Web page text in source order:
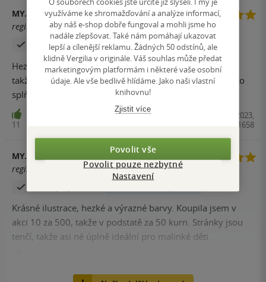
MY.BITTERSWEET.DIARY
registrovaný uživatel
Zakoupil produkt
Hodnoceno z aplikace
Hezké obrázky, pro děti úplně super. Stránky jsou tenčí,
takže pro úplně malinkaté děti to není ono :D. Jinak asi to
splňuje co jsem od knihy očekávala
11
Velká desítka: nejnebezpečnější zvířata, Kniha, Drobek, 2023,
9788027721658
MY.BITTERSWEET.DIARY
registrovaný uživatel
Krásné ilustrace, hezké a výrazné barvy. Koupila jsem v
akci 10 za 500, takže v podstatě za 50 kurn. Stránky jsou
tenčí, takže asi né úplně ideální pro malinké děti.
využíváme ke shromažďování a analýze informací,
aby náš e-shop dobře fungoval a mohli jsme ho
nadále zlepšovat. Také nám pomáhají ukazovat
lepší a cílenější reklamu. Žádných 50 odstínů, ale
klidně Vergilia v originále. Váš souhlas může předat
marketingovým platformám i některé vaše osobní
údaje. Ale vše bedlivě hlídáme. Jako naši vlastní
knihovnu!
Zjistit více
Povolit vše
Povolit pouze nezbytné
Nastavení